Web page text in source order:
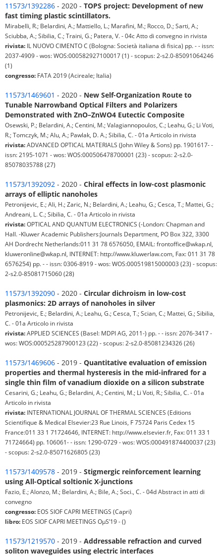
11573/1392286 - 2020 - TOPS project: Development of new
fast timing plastic scintillators.
Mirabelli, R.; Belardini, A.; Mattiello, L.; Marafini, M.; Rocco, D.; Sarti, A.;
Sciubba, A.; Sibilia, C.; Traini, G.; Patera, V. - 04c Atto di convegno in rivista
rivista: IL NUOVO CIMENTO C (Bologna: Società italiana di fisica) pp. - - issn:
2037-4909 - wos: WOS:000582927100017 (1) - scopus: 2-s2.0-85091064246
(1)
congresso: FATA 2019 (Acireale; Italia)
11573/1469601 - 2020 - New Self-Organization Route to
Tunable Narrowband Optical Filters and Polarizers
Demonstrated with ZnO–ZnWO4 Eutectic Composite
Osewski, P.; Belardini, A.; Centini, M.; Valagiannopoulos, C.; Leahu, G.; Li Voti,
R.; Tomczyk, M.; Alu, A.; Pawlak, D. A.; Sibilia, C. - 01a Articolo in rivista
rivista:ADVANCED OPTICAL MATERIALS (John Wiley & Sons) pp. 1901617- -
issn: 2195-1071 - wos: WOS:000506478700001 (23) - scopus: 2-s2.0-
85078035788 (27)
11573/1392092 - 2020 - Chiral effects in low-cost plasmonic
arrays of elliptic nanoholes
Petronijevic, E.; Ali, H.; Zaric, N.; Belardini, A.; Leahu, G.; Cesca, T.; Mattei, G.;
Andreani, L. C.; Sibilia, C. - 01a Articolo in rivista
rivista:OPTICAL AND QUANTUM ELECTRONICS (-London: Chapman and
Hall. -Kluwer Academic Publishers:Journals Department, PO Box 322, 3300
AH Dordrecht Netherlands:011 31 78 6576050, EMAIL: frontoffice@wkap.nl,
kluweronline@wkap.nl, INTERNET: http://www.kluwerlaw.com, Fax: 011 31 78
6576254) pp. - - issn: 0306-8919 - wos: WOS:000519815000003 (23) - scopus:
2-s2.0-85081715060 (28)
11573/1392090 - 2020 - Circular dichroism in low-cost
plasmonics: 2D arrays of nanoholes in silver
Petronijevic, E.; Belardini, A.; Leahu, G.; Cesca, T.; Scian, C.; Mattei, G.; Sibilia,
C. - 01a Articolo in rivista
rivista:APPLIED SCIENCES (Basel: MDPI AG, 2011-) pp. - - issn: 2076-3417 -
wos: WOS:000525287900123 (22) - scopus: 2-s2.0-85081234326 (26)
11573/1469606 - 2019 - Quantitative evaluation of emission
properties and thermal hysteresis in the mid-infrared for a
single thin film of vanadium dioxide on a silicon substrate
Cesarini, G.; Leahu, G.; Belardini, A.; Centini, M.; Li Voti, R.; Sibilia, C. - 01a
Articolo in rivista
rivista: INTERNATIONAL JOURNAL OF THERMAL SCIENCES (Editions
Scientifique & Medical Elsevier:23 Rue Linois, F 75724 Paris Cedex 15
France:011 33 1 71724646, INTERNET: http://www.elsevier.fr, Fax: 011 33 1
71724664) pp. 106061- - issn: 1290-0729 - wos: WOS:000491874400037 (23)
- scopus: 2-s2.0-85071626805 (23)
11573/1409578 - 2019 - Stigmergic reinforcement learning
using All-Optical soltionic X-junctions
Fazio, E.; Alonzo, M.; Belardini, A.; Bile, A.; Soci., C. - 04d Abstract in atti di
convegno
congresso: EOS SIOF CAPRI MEETINGS (Capri)
libro: EOS SIOF CAPRI MEETINGS OµS’19 - ()
11573/1219570 - 2019 - Addressable refraction and curved
soliton waveguides using electric interfaces